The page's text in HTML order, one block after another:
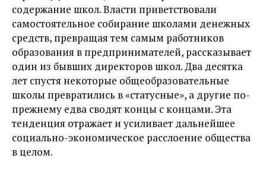
содержание школ. Власти приветствовали
самостоятельное собирание школами денежных
средств, превращая тем самым работников
образования в предпринимателей, рассказывает
один из бывших директоров школ. Два десятка
лет спустя некоторые общеобразовательные
школы превратились в «статусные», а другие по-
прежнему едва сводят концы с концами. Эта
тенденция отражает и усиливает дальнейшее
социально-экономическое расслоение общества
в целом.